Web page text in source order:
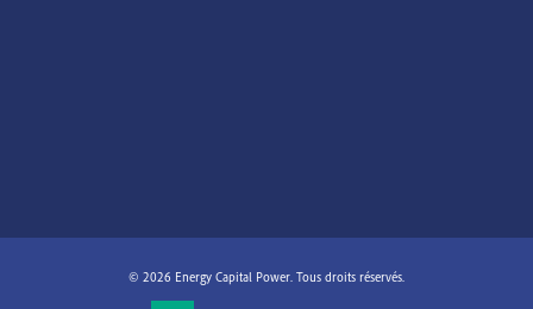
© 2026 Energy Capital Power. Tous droits réservés.